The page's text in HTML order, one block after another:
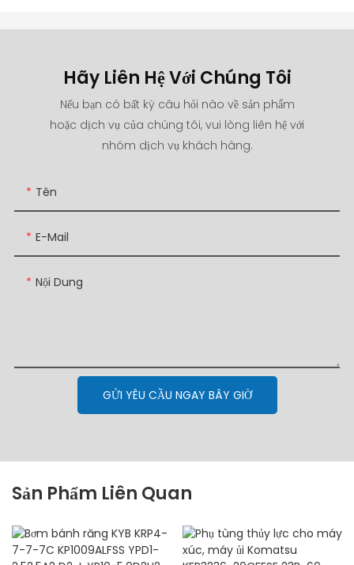
Hãy Liên Hệ Với Chúng Tôi
Nếu bạn có bất kỳ câu hỏi nào về sản phẩm
hoặc dịch vụ của chúng tôi, vui lòng liên hệ với
nhóm dịch vụ khách hàng.
Tên
E-Mail
Nội Dung
GỬI YÊU CẦU NGAY BÂY GIỜ
Sản Phẩm Liên Quan